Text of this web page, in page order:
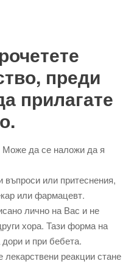
преди
прилагате
Може да се наложи да я
или притеснения,
или фармацевт.
лично на Вас и не
хора. Тази форма на
и при бебета.
реакции стане